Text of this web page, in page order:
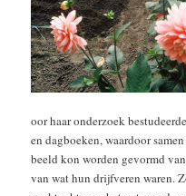
oor haar onderzoek
en dagboeken, waardoor
beeld kon worden gevormd
van wat hun drijfveren waren.